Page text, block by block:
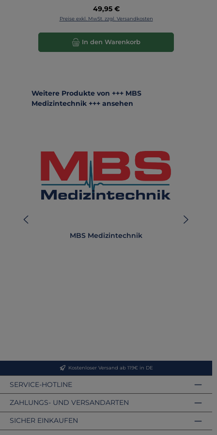
Regulärer Preis:
49,95 €
Preise exkl. MwSt. zzgl. Versandkosten
In den Warenkorb
Produktgalerie überspringen
Weitere Produkte von +++ MBS
Medizintechnik +++ ansehen
MBS Medizintechnik
Kostenloser Versand ab 119€ in DE
SERVICE-HOTLINE
ZAHLUNGS- UND VERSANDARTEN
SICHER EINKAUFEN